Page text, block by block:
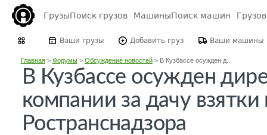
ГрузыПоиск грузов МашиныПоиск машин
Ваши грузы Добавить груз Ваши машины
Главная> Форумы> Обсуждение новостей> В Кузбассе осужден д...
В Кузбассе осужден
компании за дачу взятки
Ространснадзора